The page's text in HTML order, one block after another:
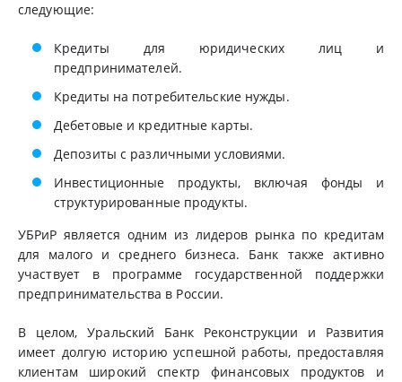
следующие:
Кредиты для юридических лиц и
предпринимателей.
Кредиты на потребительские нужды.
Дебетовые и кредитные карты.
Депозиты с различными условиями.
Инвестиционные продукты, включая фонды и
структурированные продукты.
УБРиР является одним из лидеров рынка по кредитам
для малого и среднего бизнеса. Банк также активно
участвует в программе государственной поддержки
предпринимательства в России.
В целом, Уральский Банк Реконструкции и Развития
имеет долгую историю успешной работы, предоставляя
клиентам широкий спектр финансовых продуктов и